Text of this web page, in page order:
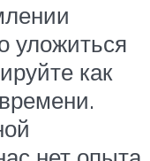
уложиться
как